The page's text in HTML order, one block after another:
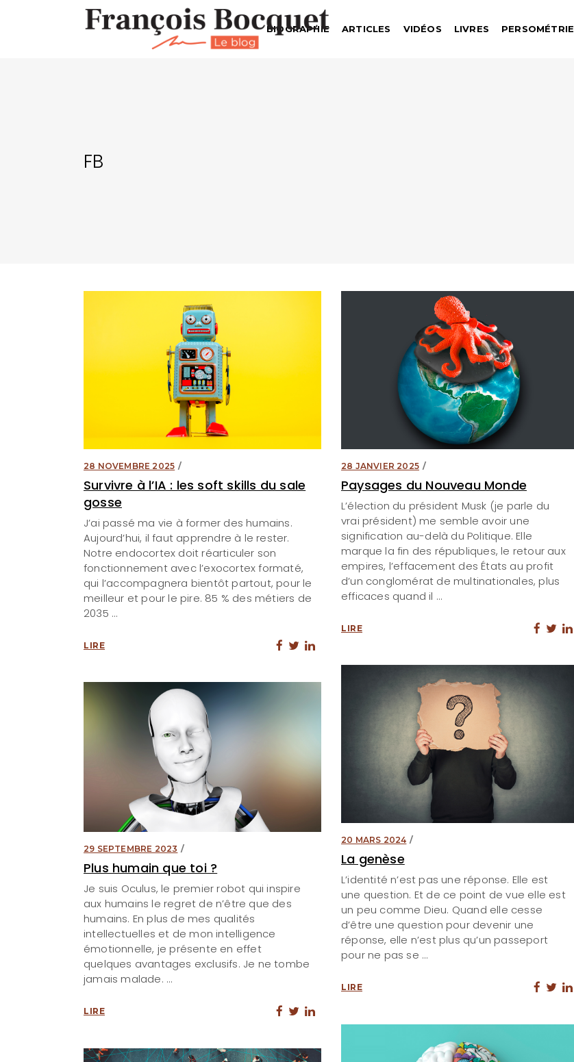
BIOGRAPHIE ARTICLES VIDÉOS LIVRES PERSOMÉTRIE
FB
28 NOVEMBRE 2025
Survivre à l’IA : les soft skills du sale
gosse
J’ai passé ma vie à former des humains.
Aujourd’hui, il faut apprendre à le rester.
Notre endocortex doit réarticuler son
fonctionnement avec l’exocortex formaté,
qui l’accompagnera bientôt partout, pour le
meilleur et pour le pire. 85 % des métiers de
2035
LIRE
28 JANVIER 2025
Paysages du Nouveau Monde
L’élection du président Musk (je parle du
vrai président) me semble avoir une
signification au-delà du Politique. Elle
marque la fin des républiques, le retour aux
empires, l’effacement des États au profit
d’un conglomérat de multinationales, plus
efficaces quand il
LIRE
20 MARS 2024
La genèse
L’identité n’est pas une réponse. Elle est
une question. Et de ce point de vue elle est
un peu comme Dieu. Quand elle cesse
d’être une question pour devenir une
réponse, elle n’est plus qu’un passeport
pour ne pas se
LIRE
29 SEPTEMBRE 2023
Plus humain que toi ?
Je suis Oculus, le premier robot qui inspire
aux humains le regret de n’être que des
humains. En plus de mes qualités
intellectuelles et de mon intelligence
émotionnelle, je présente en effet
quelques avantages exclusifs. Je ne tombe
jamais malade.
LIRE